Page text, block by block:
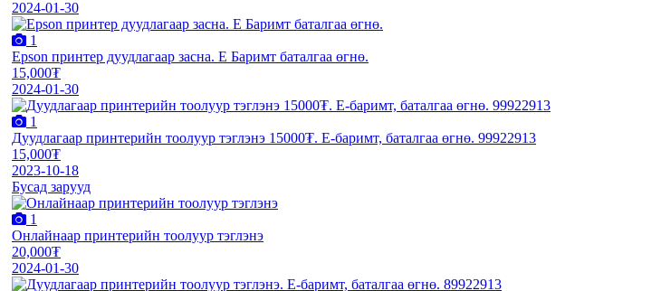
2024-01-30
1
Epson принтер дуудлагаар засна. E Баримт баталгаа өгнө.
15,000₮
2024-01-30
1
Дуудлагаар принтерийн тоолуур тэглэнэ 15000₮. E-баримт, баталгаа өгнө. 99922913
15,000₮
2023-10-18
Бусад зарууд
1
Онлайнаар принтерийн тоолуур тэглэнэ
20,000₮
2024-01-30